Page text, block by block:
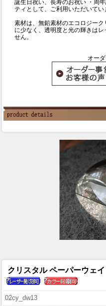
誕生日祝い、長寿のお祝い ・周
ティとして、ご利用いただいてい
素材は、無鉛素材のエコロジー
に少なく、透明度と光の輝きは
せん。
オー
クリスタル ペーパーウェ
02cy_dw13